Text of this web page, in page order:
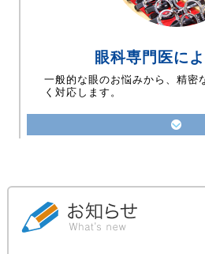
眼科専門医に
一般的な眼のお悩みから、精密
く対応します。